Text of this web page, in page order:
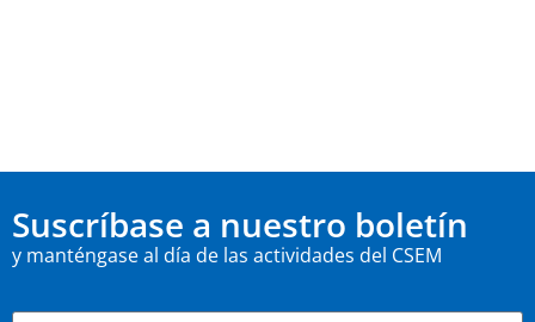
Suscríbase a nuestro boletín
y manténgase al día de las actividades del CSEM